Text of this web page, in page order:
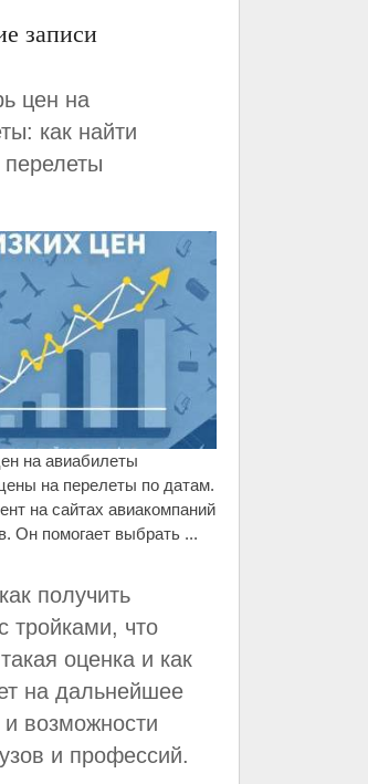
записи
цен на
как найти
на авиабилеты
на перелеты по датам.
на сайтах авиакомпаний
Он помогает выбрать ...
получить
тройками, что
оценка и как
на дальнейшее
и возможности
и профессий.